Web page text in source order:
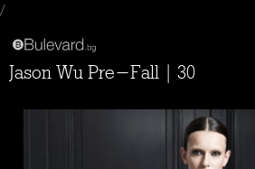
/
Jason Wu Pre-Fall | 30